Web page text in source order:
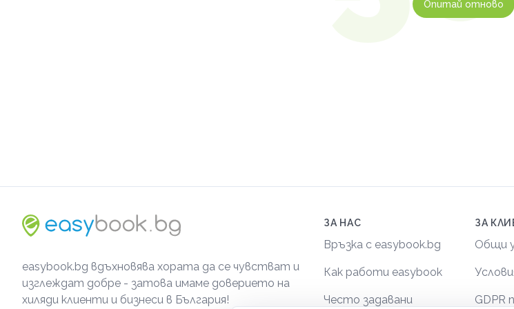
Опитай отново
easybook.bg вдъхновява хората да се чувстват и
изглеждат добре - затова имаме доверието на
хиляди клиенти и бизнеси в България!
ЗА НАС
Връзка с easybook.bg
Как работи easybook
Често задавани
ЗА
Общи
GDPR